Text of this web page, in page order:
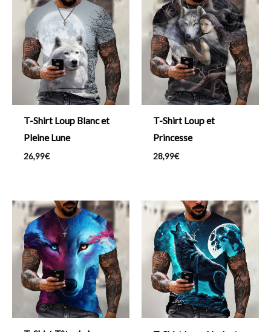
T-Shirt Loup Blanc et
Pleine Lune
26,99€
T-Shirt Loup et
Princesse
28,99€